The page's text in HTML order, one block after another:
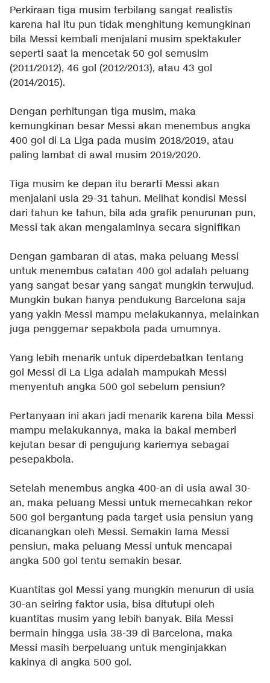
Perkiraan tiga musim terbilang sangat realistis
karena hal itu pun tidak menghitung kemungkinan
bila Messi kembali menjalani musim spektakuler
seperti saat ia mencetak 50 gol semusim
(2011/2012), 46 gol (2012/2013), atau 43 gol
(2014/2015).
Dengan perhitungan tiga musim, maka
kemungkinan besar Messi akan menembus angka
400 gol di La Liga pada musim 2018/2019, atau
paling lambat di awal musim 2019/2020.
Tiga musim ke depan itu berarti Messi akan
menjalani usia 29-31 tahun. Melihat kondisi Messi
dari tahun ke tahun, bila ada grafik penurunan pun,
Messi tak akan mengalaminya secara signifikan
Dengan gambaran di atas, maka peluang Messi
untuk menembus catatan 400 gol adalah peluang
yang sangat besar yang sangat mungkin terwujud.
Mungkin bukan hanya pendukung Barcelona saja
yang yakin Messi mampu melakukannya, melainkan
juga penggemar sepakbola pada umumnya.
Yang lebih menarik untuk diperdebatkan tentang
gol Messi di La Liga adalah mampukah Messi
menyentuh angka 500 gol sebelum pensiun?
Pertanyaan ini akan jadi menarik karena bila Messi
mampu melakukannya, maka ia bakal memberi
kejutan besar di pengujung kariernya sebagai
pesepakbola.
Setelah menembus angka 400-an di usia awal 30-
an, maka peluang Messi untuk memecahkan rekor
500 gol bergantung pada target usia pensiun yang
dicanangkan oleh Messi. Semakin lama Messi
pensiun, maka peluang Messi untuk mencapai
angka 500 gol tentu semakin besar.
Kuantitas gol Messi yang mungkin menurun di usia
30-an seiring faktor usia, bisa ditutupi oleh
kuantitas musim yang lebih banyak. Bila Messi
bermain hingga usia 38-39 di Barcelona, maka
Messi masih berpeluang untuk menginjakkan
kakinya di angka 500 gol.